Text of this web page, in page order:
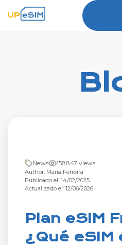
News 158847 views
Author: Maria Ferreira
Publicado el: 14/02/2025
Actualizado el: 12/06/2026
Plan eSIM
¿Qué eSIM